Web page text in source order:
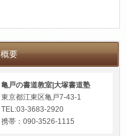
概要
亀戸の書道教室|大塚書道塾
東京都江東区亀戸7-43-1
TEL:03-3683-2920
携帯：090-3526-1115